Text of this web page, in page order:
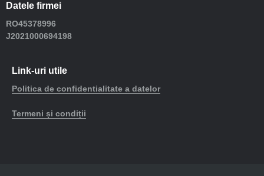
Datele firmei
RO45378996
J2021000694198
Link-uri utile
Politica de confidentialitate a datelor
Termeni și condiții